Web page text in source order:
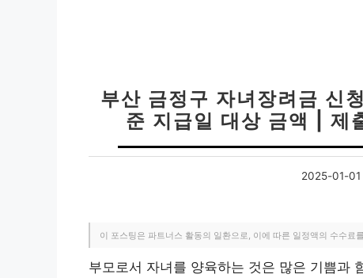
부산 금정구 자녀장려금 신
준 지급일 대상 금액 | 제
2025-01-01
이 포스팅은 파트너스 활동의 일환으로, 이에 따른 일정액의 수수료
부모로서 자녀를 양육하는 것은 많은 기쁨과